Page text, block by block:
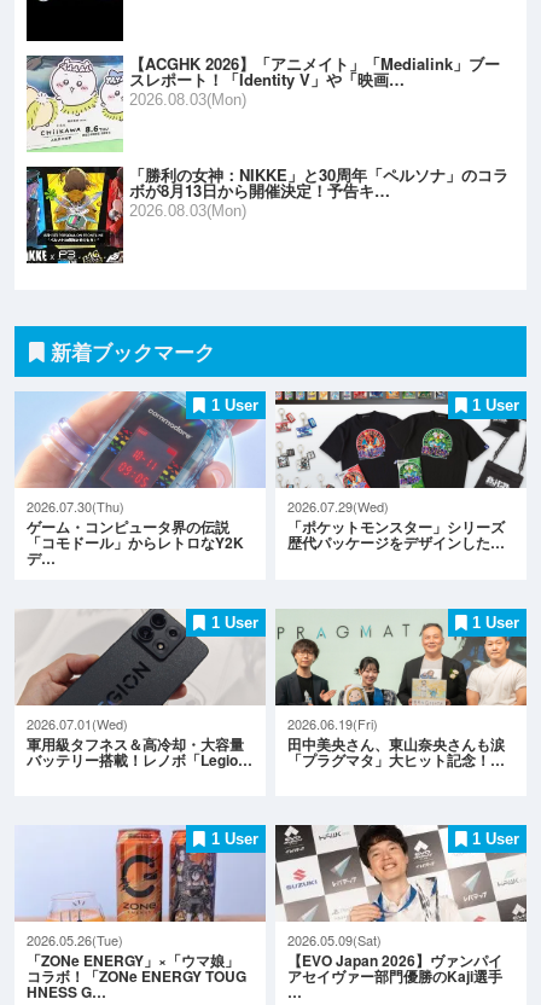
【ACGHK 2026】「アニメイト」「Medialink」ブー
スレポート！「Identity V」や「映画…
2026.08.03(Mon)
「勝利の女神：NIKKE」と30周年「ペルソナ」のコラ
ボが8月13日から開催決定！予告キ…
2026.08.03(Mon)
新着ブックマーク
1 User
2026.07.30(Thu)
ゲーム・コンピュータ界の伝説
「コモドール」からレトロなY2K
デ…
1 User
2026.07.29(Wed)
「ポケットモンスター」シリーズ
歴代パッケージをデザインした…
1 User
2026.07.01(Wed)
軍用級タフネス＆高冷却・大容量
バッテリー搭載！レノボ「Legio…
1 User
2026.06.19(Fri)
田中美央さん、東山奈央さんも涙
「プラグマタ」大ヒット記念！…
1 User
2026.05.26(Tue)
「ZONe ENERGY」×「ウマ娘」
コラボ！「ZONe ENERGY TOUG
HNESS G…
1 User
2026.05.09(Sat)
【EVO Japan 2026】ヴァンパイ
アセイヴァー部門優勝のKaji選手
…